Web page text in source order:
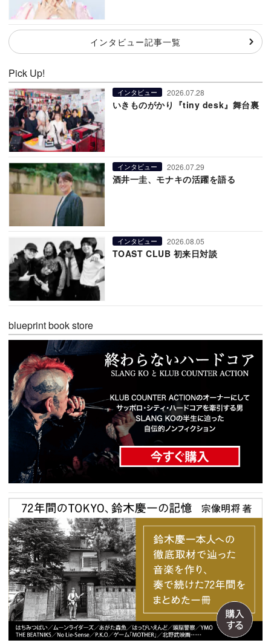
インタビュー記事一覧
Pick Up!
インタビュー 2026.07.28
いきものがかり『tiny desk』舞台裏
インタビュー 2026.07.29
酒井一圭、モナキの活躍を語る
インタビュー 2026.08.05
TOAST CLUB 初来日対談
blueprint book store